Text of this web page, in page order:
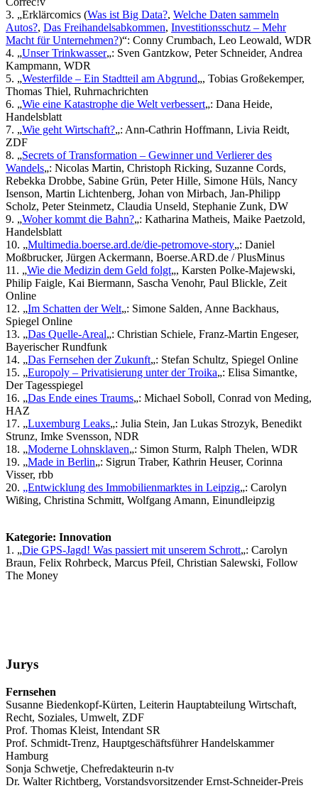
3. „Erklärcomics (Was ist Big Data?, Welche Daten sammeln
Autos?, Das Freihandelsabkommen, Investitionsschutz – Mehr
Macht für Unternehmen?)“: Conny Crumbach, Leo Leowald, WDR
4. „Unser Trinkwasser„: Sven Gantzkow, Peter Schneider, Andrea
Kampmann, WDR
5. „Westerfilde – Ein Stadtteil am Abgrund„, Tobias Großekemper,
Thomas Thiel, Ruhrnachrichten
6. „Wie eine Katastrophe die Welt verbessert„: Dana Heide,
Handelsblatt
7. „Wie geht Wirtschaft?„: Ann-Cathrin Hoffmann, Livia Reidt,
ZDF
8. „Secrets of Transformation – Gewinner und Verlierer des
Wandels„: Nicolas Martin, Christoph Ricking, Suzanne Cords,
Rebekka Drobbe, Sabine Grün, Peter Hille, Simone Hüls, Nancy
Isenson, Martin Lichtenberg, Johan von Mirbach, Jan-Philipp
Scholz, Peter Steinmetz, Claudia Unseld, Stephanie Zunk, DW
9. „Woher kommt die Bahn?„: Katharina Matheis, Maike Paetzold,
Handelsblatt
10. „Multimedia.boerse.ard.de/die-petromove-story„: Daniel
Moßbrucker, Jürgen Ackermann, Boerse.ARD.de / PlusMinus
11. „Wie die Medizin dem Geld folgt„, Karsten Polke-Majewski,
Philip Faigle, Kai Biermann, Sascha Venohr, Paul Blickle, Zeit
Online
12. „Im Schatten der Welt„: Simone Salden, Anne Backhaus,
Spiegel Online
13. „Das Quelle-Areal„: Christian Schiele, Franz-Martin Engeser,
Bayerischer Rundfunk
14. „Das Fernsehen der Zukunft„: Stefan Schultz, Spiegel Online
15. „Europoly – Privatisierung unter der Troika„: Elisa Simantke,
Der Tagesspiegel
16. „Das Ende eines Traums„: Michael Soboll, Conrad von Meding,
HAZ
17. „Luxemburg Leaks„: Julia Stein, Jan Lukas Strozyk, Benedikt
Strunz, Imke Svensson, NDR
18. „Moderne Lohnsklaven„: Simon Sturm, Ralph Thelen, WDR
19. „Made in Berlin„: Sigrun Traber, Kathrin Heuser, Corinna
Visser, rbb
20. „Entwicklung des Immobilienmarktes in Leipzig„: Carolyn
Wißing, Christina Schmitt, Wolfgang Amann, Einundleipzig
Kategorie: Innovation
1. „Die GPS-Jagd! Was passiert mit unserem Schrott„: Carolyn
Braun, Felix Rohrbeck, Marcus Pfeil, Christian Salewski, Follow
The Money
Jurys
Fernsehen
Susanne Biedenkopf-Kürten, Leiterin Hauptabteilung Wirtschaft,
Recht, Soziales, Umwelt, ZDF
Prof. Thomas Kleist, Intendant SR
Prof. Schmidt-Trenz, Hauptgeschäftsführer Handelskammer
Hamburg
Sonja Schwetje, Chefredakteurin n-tv
Dr. Walter Richtberg, Vorstandsvorsitzender Ernst-Schneider-Preis